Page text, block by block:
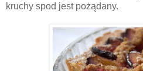
kruchy spod jest pożądany.